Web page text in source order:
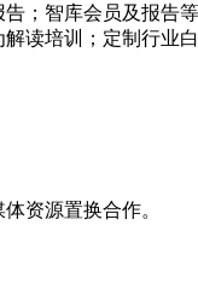
；智库会员及报告
读培训；定制行业
资源置换合作。